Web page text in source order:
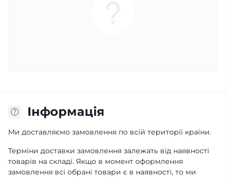
Інформація
Ми доставляємо замовлення по всій території країни.
Терміни доставки замовлення залежать від наявності
товарів на складі. Якщо в момент оформлення
замовлення всі обрані товари є в наявності, то ми